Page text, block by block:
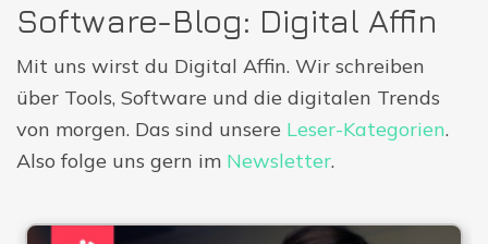
PRAXISORIENTIERTER
SOFTWARE-BLOG
Neuste Artikel
Digitaler
Software-Blog: Digital Affin
Mit uns wirst du Digital Affin. Wir schreiben
über Tools, Software und die digitalen Trends
von morgen. Das sind unsere Leser-Kategorien.
Also folge uns gern im Newsletter.